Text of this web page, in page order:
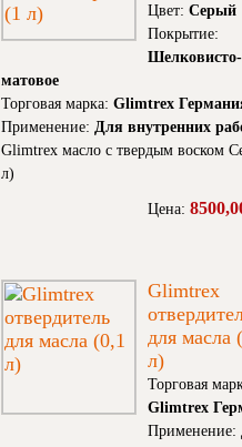
Цвет: Серый
Покрытие:
Шелковисто-
матовое
Торговая марка: Glimtrex
Применение: Для внутренних
Glimtrex масло с твердым воском
л)
Цена:
Glimtrex
для масла
л)
Торговая
Glimtrex
Применение: